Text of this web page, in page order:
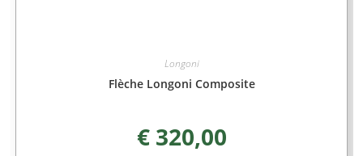
Longoni
Flèche Longoni Composite
€320,00